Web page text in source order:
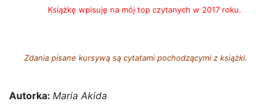
Książkę wpisuję na mój top czytanych w 2017 roku.
Zdania pisane kursywą są cytatami pochodzącymi z książki.
Autorka: Maria Akida